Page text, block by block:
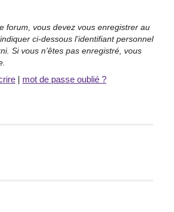
forum, vous devez vous enregistrer au
ci-dessous l’identifiant personnel
Si vous n’êtes pas enregistré, vous
| mot de passe oublié ?